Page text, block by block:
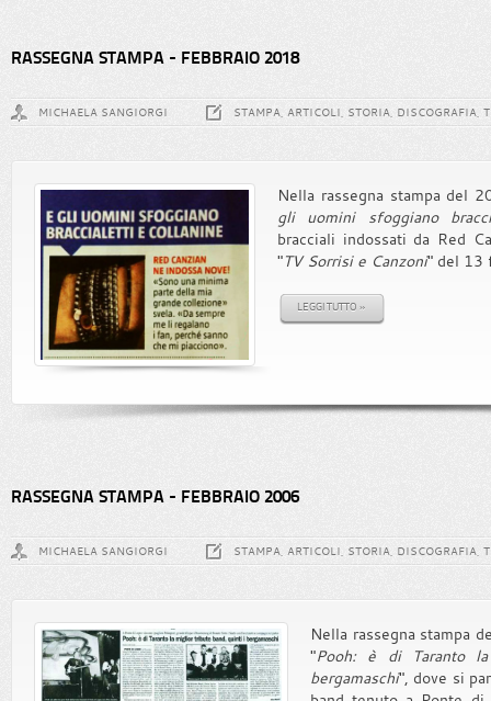
RASSEGNA STAMPA - FEBBRAIO 2018
MICHAELA SANGIORGI STAMPA, ARTICOLI, STORIA, DISCOGRAFIA,
Nella rassegna stampa del
gli uomini sfoggiano
bracciali indossati da Red
"TV Sorrisi e Canzoni" del 13
LEGGI TUTTO »
RASSEGNA STAMPA - FEBBRAIO 2006
MICHAELA SANGIORGI STAMPA, ARTICOLI, STORIA, DISCOGRAFIA,
Nella rassegna stampa
"Pooh: è di Taranto
bergamaschi", dove si